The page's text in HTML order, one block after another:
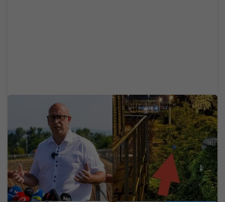
Slovák založil „Zomri“ zo železníc: Rážoviny už
videli 3,7 milióna ľudí. Admin prehovoril o tom, čo
sa skutočne deje na našich tratiach